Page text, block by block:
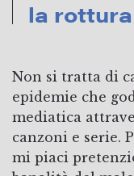
la
Non si tratta di
epidemie che
mediatica
canzoni e serie.
mi piaci